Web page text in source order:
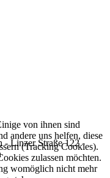
- Linzer Straße 122 -
von ihnen sind
andere uns helfen, diese
(Tracking Cookies).
zulassen möchten.
womöglich nicht mehr